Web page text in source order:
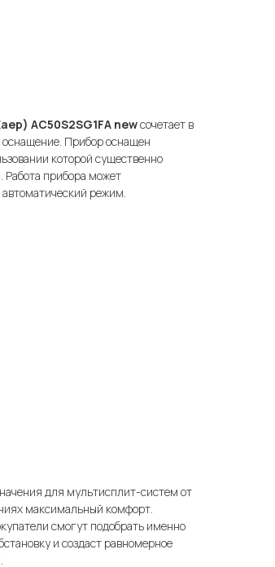
AC50S2SG1FA newсочетает в
оснащение. Прибор оснащен
которой существенно
Работа прибора может
режим.
для мультисплит-систем от
максимальный комфорт.
смогут подобрать именно
и создаст равномерное